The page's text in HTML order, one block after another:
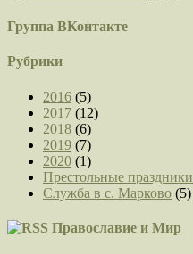
Группа ВКонтакте
Рубрики
2016 (5)
2017 (12)
2018 (6)
2019 (7)
2020 (1)
Престольные праздники
Служба в с. Марково (5)
Православие и Мир